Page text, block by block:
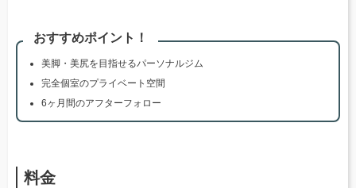
おすすめポイント！
美脚・美尻を目指せるパーソナルジム
完全個室のプライベート空間
6ヶ月間のアフターフォロー
料金